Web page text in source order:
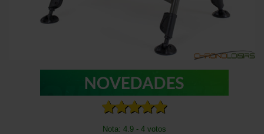
Nota: 4.9 - 4 votos